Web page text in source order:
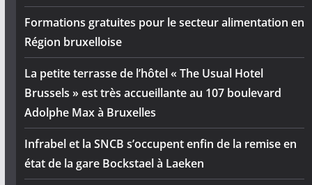
Formations gratuites pour le secteur alimentation en
Région bruxelloise
La petite terrasse de l’hôtel « The Usual Hotel
Brussels » est très accueillante au 107 boulevard
Adolphe Max à Bruxelles
Infrabel et la SNCB s’occupent enfin de la remise en
état de la gare Bockstael à Laeken